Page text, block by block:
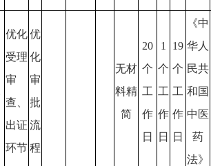
优化
受理
审
查、
出证
环节
优
化
审
批
流
程
无材
料精
简
20
个
工
作
日
1
个
工
作
日
19
个
工
作
日
《中
华人
民共
和国
中医
药
法》